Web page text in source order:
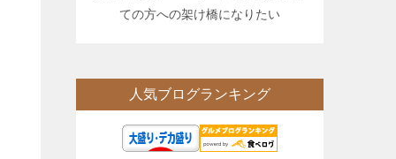
ての方への架け橋になりたい
人気ブログランキング